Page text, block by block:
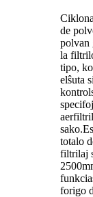
de
polvan
la
tipo,
elŝuta
totalo
filtrilaj
forigo